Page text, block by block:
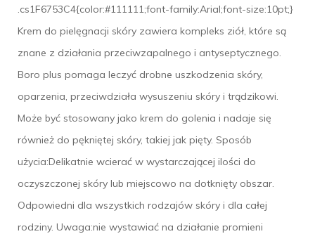
.cs1F6753C4{color:#111111;font-family:Arial;font-size:10pt;}
Krem do pielęgnacji skóry zawiera kompleks ziół, które są
znane z działania przeciwzapalnego i antyseptycznego.
Boro plus pomaga leczyć drobne uszkodzenia skóry,
oparzenia, przeciwdziała wysuszeniu skóry i trądzikowi.
Może być stosowany jako krem do golenia i nadaje się
również do pękniętej skóry, takiej jak pięty. Sposób
użycia:Delikatnie wcierać w wystarczającej ilości do
oczyszczonej skóry lub miejscowo na dotknięty obszar.
Odpowiedni dla wszystkich rodzajów skóry i dla całej
rodziny. Uwaga:nie wystawiać na działanie promieni